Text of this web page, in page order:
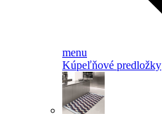
menu
Kúpeľňové predložky